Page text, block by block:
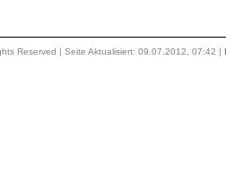
Reserved | Seite Aktualisiert: 09.07.2012, 07:42 |